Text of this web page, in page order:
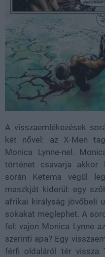
A visszaemlékezések
két nővel: az X-Men
Monica Lynne-nel.
történet csavarja akkor
során Ketema végül
maszkját kiderül: egy
afrikai királyság jövőbeli
sokakat meglephet. A
fel: vajon Monica Lynne
szerinti apa? Egy
férfi oldaláról tér vissza